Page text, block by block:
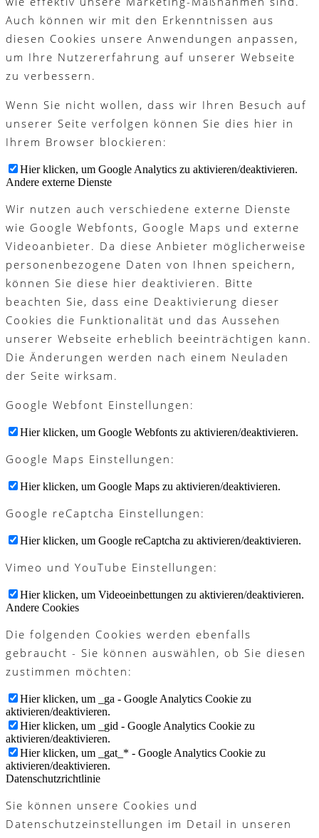
Auch können wir mit den Erkenntnissen aus
diesen Cookies unsere Anwendungen anpassen,
um Ihre Nutzererfahrung auf unserer Webseite
zu verbessern.
Wenn Sie nicht wollen, dass wir Ihren Besuch auf
unserer Seite verfolgen können Sie dies hier in
Ihrem Browser blockieren:
Hier klicken, um Google Analytics zu aktivieren/deaktivieren.
Andere externe Dienste
Wir nutzen auch verschiedene externe Dienste
wie Google Webfonts, Google Maps und externe
Videoanbieter. Da diese Anbieter möglicherweise
personenbezogene Daten von Ihnen speichern,
können Sie diese hier deaktivieren. Bitte
beachten Sie, dass eine Deaktivierung dieser
Cookies die Funktionalität und das Aussehen
unserer Webseite erheblich beeinträchtigen kann.
Die Änderungen werden nach einem Neuladen
der Seite wirksam.
Google Webfont Einstellungen:
Hier klicken, um Google Webfonts zu aktivieren/deaktivieren.
Google Maps Einstellungen:
Hier klicken, um Google Maps zu aktivieren/deaktivieren.
Google reCaptcha Einstellungen:
Hier klicken, um Google reCaptcha zu aktivieren/deaktivieren.
Vimeo und YouTube Einstellungen:
Hier klicken, um Videoeinbettungen zu aktivieren/deaktivieren.
Andere Cookies
Die folgenden Cookies werden ebenfalls
gebraucht - Sie können auswählen, ob Sie diesen
zustimmen möchten:
Hier klicken, um _ga - Google Analytics Cookie zu
aktivieren/deaktivieren.
Hier klicken, um _gid - Google Analytics Cookie zu
aktivieren/deaktivieren.
Hier klicken, um _gat_* - Google Analytics Cookie zu
aktivieren/deaktivieren.
Datenschutzrichtlinie
Sie können unsere Cookies und
Datenschutzeinstellungen im Detail in unseren